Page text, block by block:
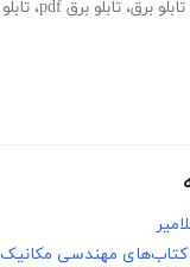
تابلو برق، تابلو برق pdf ،
کتاب‌های مهندسی مکانیک